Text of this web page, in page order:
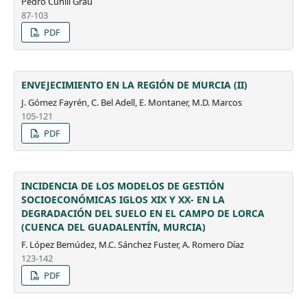
87-103
PDF
ENVEJECIMIENTO EN LA REGIÓN DE MURCIA (II)
J. Gómez Fayrén, C. Bel Adell, E. Montaner, M.D. Marcos
105-121
PDF
INCIDENCIA DE LOS MODELOS DE GESTIÓN
SOCIOECONÓMICAS IGLOS XIX Y XX- EN LA
DEGRADACIÓN DEL SUELO EN EL CAMPO DE LORCA
(CUENCA DEL GUADALENTÍN, MURCIA)
F. López Bemúdez, M.C. Sánchez Fuster, A. Romero Díaz
123-142
PDF